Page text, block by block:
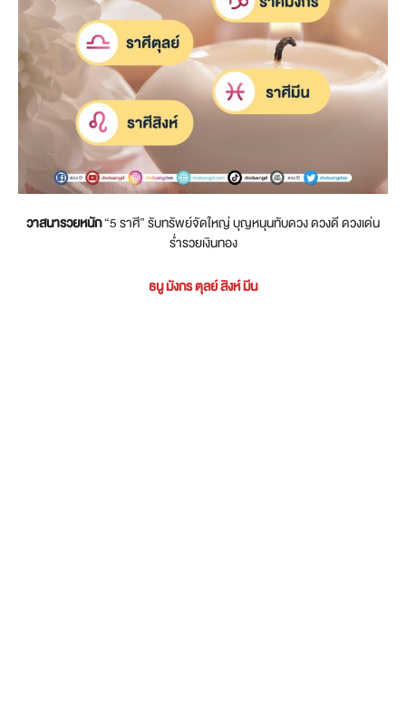
วาสนารวยหนัก“5 ราศี” รับทรัพย์จัดใหญ่ บุญหนุนทับดวง ดวงดี ดวงเด่น
ร่ำรวยเงินทอง
ธนู มังกร ตุลย์ สิงห์ มีน